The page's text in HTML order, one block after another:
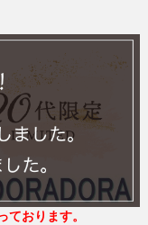
ております。